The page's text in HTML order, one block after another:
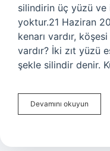
silindirin üç yüzü ve
yoktur.21 Haziran
kenarı vardır,
vardır? İki zıt yüzü
şekle silindir denir.
Devamını okuyun
Kaç
Var